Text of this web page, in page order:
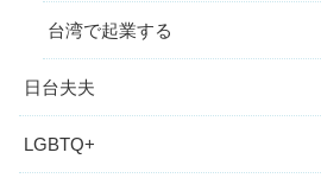
台湾で起業する
日台夫夫
LGBTQ+